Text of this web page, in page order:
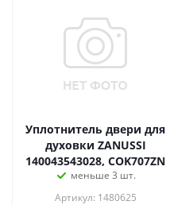
Уплотнитель двери для
духовки ZANUSSI
140043543028, COK707ZN
меньше 3 шт.
Артикул: 1480625